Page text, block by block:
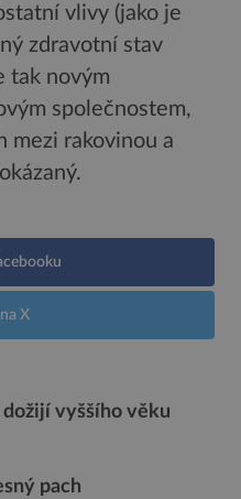
vlivy (jako je
zdravotní stav
tak novým
společnostem,
mezi rakovinou a
X
vyššího věku
pach